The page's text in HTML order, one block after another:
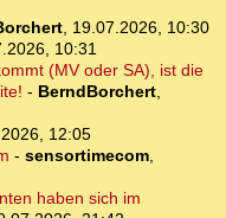
, 19.07.2026, 10:30
10:31
(MV oder SA), ist die
- BerndBorchert,
12:05
- sensortimecom,
haben sich im